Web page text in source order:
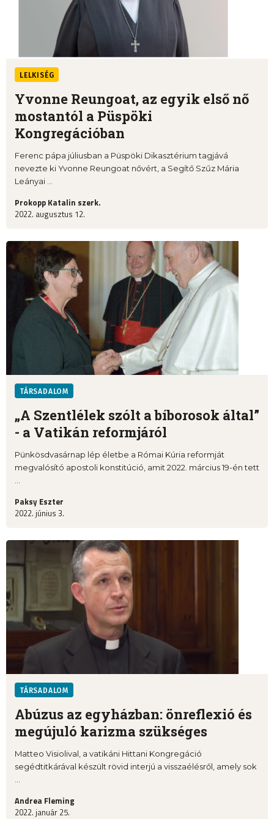
LELKISÉG
Yvonne Reungoat, az egyik első nő
mostantól a Püspöki
Kongregációban
Ferenc pápa júliusban a Püspöki Dikasztérium tagjává
nevezte ki Yvonne Reungoat nővért, a Segítő Szűz Mária
Leányai ...
Prokopp Katalin szerk.
2022. augusztus 12.
TÁRSADALOM
„A Szentlélek szólt a bíborosok által”
- a Vatikán reformjáról
Pünkösdvasárnap lép életbe a Római Kúria reformját
megvalósító apostoli konstitúció, amit 2022. március 19-én tett
Paksy Eszter
2022. június 3.
TÁRSADALOM
Abúzus az egyházban: önreflexió és
megújuló karizma szükséges
Matteo Visiolival, a vatikáni Hittani Kongregáció
segédtitkárával készült rövid interjú a visszaélésről, amely sok
Andrea Fleming
2022. január 25.